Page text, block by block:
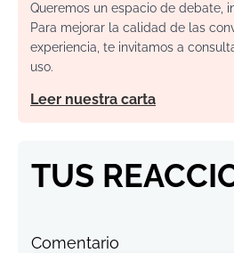
Queremos un espacio de debate,
Para mejorar la calidad de las
experiencia, te invitamos a
uso.
Leer nuestra carta
TUS
Comentario